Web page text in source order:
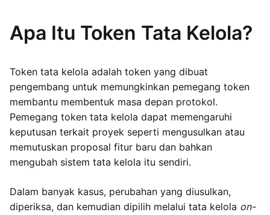
Apa Itu Token Tata Kelola?
Token tata kelola adalah token yang dibuat
pengembang untuk memungkinkan pemegang token
membantu membentuk masa depan protokol.
Pemegang token tata kelola dapat memengaruhi
keputusan terkait proyek seperti mengusulkan atau
memutuskan proposal fitur baru dan bahkan
mengubah sistem tata kelola itu sendiri.
Dalam banyak kasus, perubahan yang diusulkan,
diperiksa, dan kemudian dipilih melalui tata kelola on-